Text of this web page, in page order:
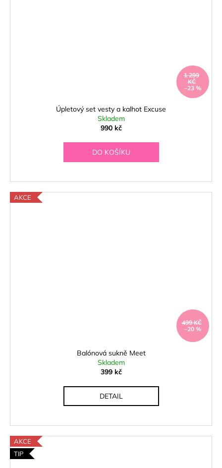
1 299
KČ
–23 %
Úpletový set vesty a kalhot Excuse
Skladem
990 kč
DO KOŠÍKU
AKCE
499 KČ
–20 %
Balónová sukně Meet
Skladem
399 kč
DETAIL
AKCE
TIP